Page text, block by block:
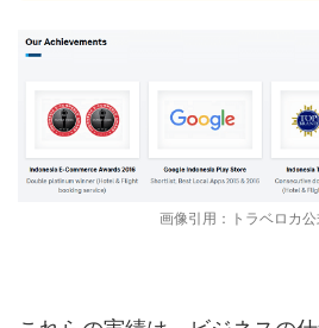
画像引用：トラベロカ公